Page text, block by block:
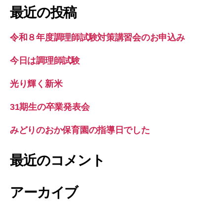
象:
最近の投稿
令和８年度調理師試験対策講習会のお申込み
今日は調理師試験
光り輝く新米
31期生の卒業発表会
みどりのおか保育園の指導日でした
最近のコメント
アーカイブ